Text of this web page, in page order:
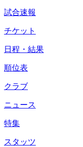
試合速報
チケット
日程・結果
順位表
クラブ
ニュース
特集
スタッツ